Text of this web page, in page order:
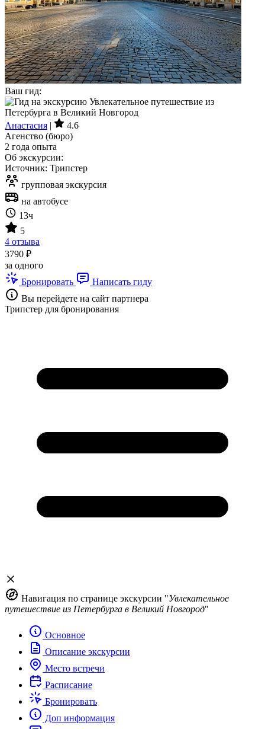
Ваш гид:
Анастасия |
4.6
Агенство (бюро)
2 года опыта
Об экскурсии:
Источник: Трипстер
групповая экскурсия
на автобусе
13ч
5
4 отзыва
3790 ₽
за одного
Бронировать
Написать гиду
Вы перейдете на сайт партнера
Трипстер для бронирования
Навигация по странице экскурсии "Увлекательное
путешествие из Петербурга в Великий Новгород"
Основное
Описание экскурсии
Место встречи
Расписание
Бронировать
Доп информация